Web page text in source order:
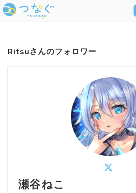
Ritsuさんのフォロワー
瀬谷ねこ